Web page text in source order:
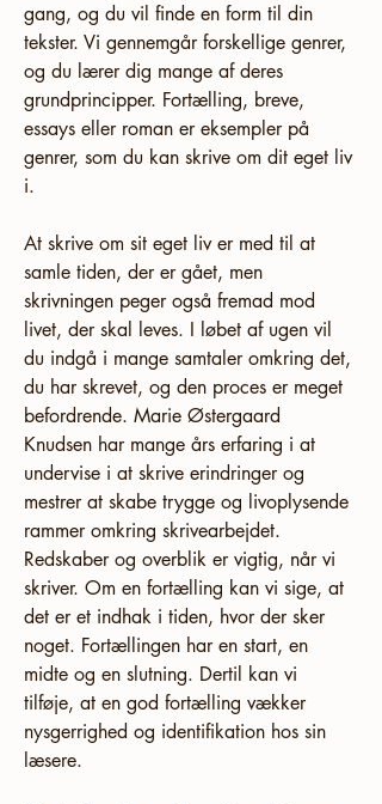
gang, og du vil finde en form til din
tekster. Vi gennemgår forskellige genrer,
og du lærer dig mange af deres
grundprincipper. Fortælling, breve,
essays eller roman er eksempler på
genrer, som du kan skrive om dit eget liv
i.
At skrive om sit eget liv er med til at
samle tiden, der er gået, men
skrivningen peger også fremad mod
livet, der skal leves. I løbet af ugen vil
du indgå i mange samtaler omkring det,
du har skrevet, og den proces er meget
befordrende. Marie Østergaard
Knudsen har mange års erfaring i at
undervise i at skrive erindringer og
mestrer at skabe trygge og livoplysende
rammer omkring skrivearbejdet.
Redskaber og overblik er vigtig, når vi
skriver. Om en fortælling kan vi sige, at
det er et indhak i tiden, hvor der sker
noget. Fortællingen har en start, en
midte og en slutning. Dertil kan vi
tilføje, at en god fortælling vækker
nysgerrighed og identifikation hos sin
læsere.